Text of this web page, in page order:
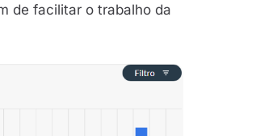
de facilitar o trabalho da